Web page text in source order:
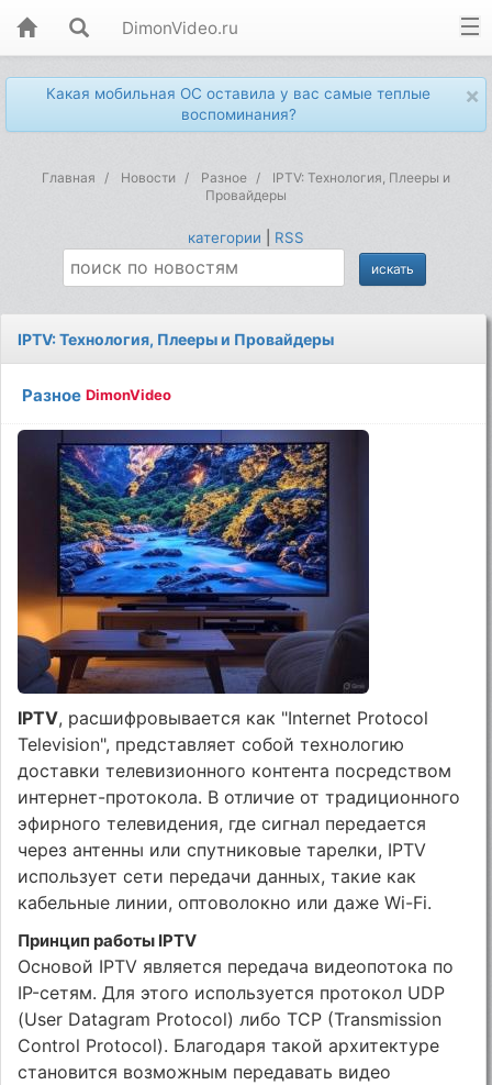
DimonVideo.ru
×
Какая мобильная ОС оставила у вас самые теплые
воспоминания?
Главная Новости Разное
IPTV: Технология, Плееры и
Провайдеры
категории RSS
IPTV: Технология, Плееры и Провайдеры
Разное DimonVideo
IPTV, расшифровывается как "Internet Protocol
Television", представляет собой технологию
доставки телевизионного контента посредством
интернет-протокола. В отличие от традиционного
эфирного телевидения, где сигнал передается
через антенны или спутниковые тарелки, IPTV
использует сети передачи данных, такие как
кабельные линии, оптоволокно или даже Wi-Fi.
Принцип работы IPTV
Основой IPTV является передача видеопотока по
IP-сетям. Для этого используется протокол UDP
(User Datagram Protocol) либо TCP (Transmission
Control Protocol). Благодаря такой архитектуре
становится возможным передавать видео